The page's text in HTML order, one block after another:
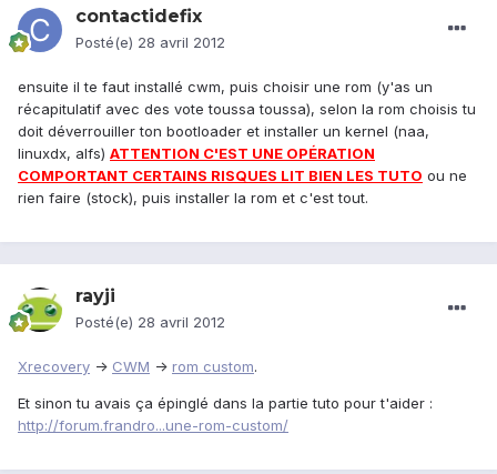
contactidefix
Posté(e) 28 avril 2012
ensuite il te faut installé cwm, puis choisir une rom (y'as un
récapitulatif avec des vote toussa toussa), selon la rom choisis tu
doit déverrouiller ton bootloader et installer un kernel (naa,
linuxdx, alfs) ATTENTION C'EST UNE OPÉRATION
COMPORTANT CERTAINS RISQUES LIT BIEN LES TUTO ou ne
rien faire (stock), puis installer la rom et c'est tout.
rayji
Posté(e) 28 avril 2012
Xrecovery -> CWM -> rom custom.
Et sinon tu avais ça épinglé dans la partie tuto pour t'aider :
http://forum.frandro...une-rom-custom/